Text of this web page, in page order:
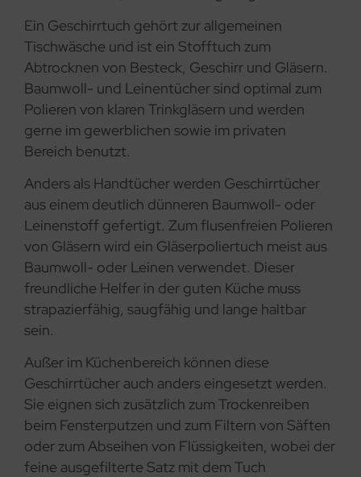
Ein Geschirrtuch gehört zur allgemeinen
Tischwäsche und ist ein Stofftuch zum
Abtrocknen von Besteck, Geschirr und Gläsern.
Baumwoll- und Leinentücher sind optimal zum
Polieren von klaren Trinkgläsern und werden
gerne im gewerblichen sowie im privaten
Bereich benutzt.
Anders als Handtücher werden Geschirrtücher
aus einem deutlich dünneren Baumwoll- oder
Leinenstoff gefertigt. Zum flusenfreien Polieren
von Gläsern wird ein Gläserpoliertuch meist aus
Baumwoll- oder Leinen verwendet. Dieser
freundliche Helfer in der guten Küche muss
strapazierfähig, saugfähig und lange haltbar
sein.
Außer im Küchenbereich können diese
Geschirrtücher auch anders eingesetzt werden.
Sie eignen sich zusätzlich zum Trockenreiben
beim Fensterputzen und zum Filtern von Säften
oder zum Abseihen von Flüssigkeiten, wobei der
feine ausgefilterte Satz mit dem Tuch